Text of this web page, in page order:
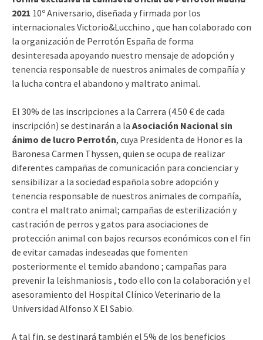
2021 10º Aniversario, diseñada y firmada por los
internacionales Victorio&Lucchino , que han colaborado con
la organización de Perrotón España de forma
desinteresada apoyando nuestro mensaje de adopción y
tenencia responsable de nuestros animales de compañía y
la lucha contra el abandono y maltrato animal.
El 30% de las inscripciones a la Carrera (4.50 € de cada
inscripción) se destinarán a la Asociación Nacional sin
ánimo de lucro Perrotón, cuya Presidenta de Honor es la
Baronesa Carmen Thyssen, quien se ocupa de realizar
diferentes campañas de comunicación para concienciar y
sensibilizar a la sociedad española sobre adopción y
tenencia responsable de nuestros animales de compañía,
contra el maltrato animal; campañas de esterilización y
castración de perros y gatos para asociaciones de
protección animal con bajos recursos económicos con el fin
de evitar camadas indeseadas que fomenten
posteriormente el temido abandono ; campañas para
prevenir la leishmaniosis , todo ello con la colaboración y el
asesoramiento del Hospital Clínico Veterinario de la
Universidad Alfonso X El Sabio.
A tal fin, se destinará también el 5% de los beneficios